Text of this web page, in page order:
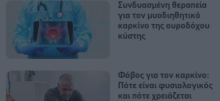
Συνδυασμένη θεραπεία
για τον μυοδιηθητικό
καρκίνο της ουροδόχου
κύστης
Φόβος για τον καρκίνο:
Πότε είναι φυσιολογικός
και πότε χρειάζεται